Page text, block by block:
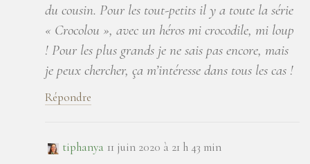
du cousin. Pour les tout-petits il y a toute la série
« Crocolou », avec un héros mi crocodile, mi loup
! Pour les plus grands je ne sais pas encore, mais
je peux chercher, ça m’intéresse dans tous les cas !
Répondre
tiphanya 11 juin 2020 à 21 h 43 min